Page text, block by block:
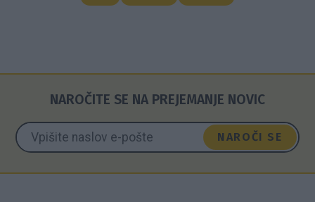
NAROČITE SE NA PREJEMANJE NOVIC
NAROČI SE